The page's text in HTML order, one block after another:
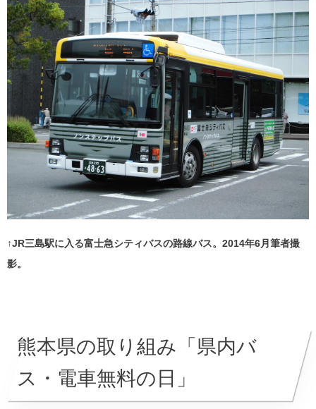
↑JR三島駅に入る富士急シティバスの路線バス。2014年6月筆者撮
影。
熊本県の取り組み「県内バ
ス・電車無料の日」